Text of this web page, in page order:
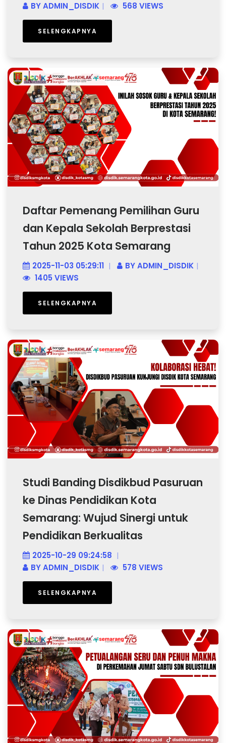
BYADMIN_DISDIK 568 VIEWS
SELENGKAPNYA
Daftar Pemenang Pemilihan Guru
dan Kepala Sekolah Berprestasi
Tahun 2025 Kota Semarang
2025-11-03 05:29:11 BYADMIN_DISDIK
1405 VIEWS
SELENGKAPNYA
Studi Banding Disdikbud Pasuruan
ke Dinas Pendidikan Kota
Semarang: Wujud Sinergi untuk
Pendidikan Berkualitas
2025-10-29 09:24:58
BYADMIN_DISDIK 578 VIEWS
SELENGKAPNYA